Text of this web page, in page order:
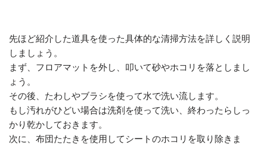
先ほど紹介した道具を使った具体的な清掃方法を詳しく説明
しましょう。
まず、フロアマットを外し、叩いて砂やホコリを落としまし
ょう。
その後、たわしやブラシを使って水で洗い流します。
もし汚れがひどい場合は洗剤を使って洗い、終わったらしっ
かり乾かしておきます。
次に、布団たたきを使用してシートのホコリを取り除きま